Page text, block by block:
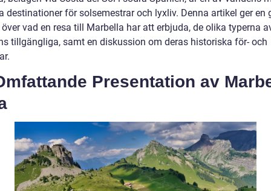
destinationer för solsemestrar och lyxliv. Denna artikel ger en
vad en resa till Marbella har att erbjuda, de olika typerna
tillgängliga, samt en diskussion om deras historiska för- och
Presentation av